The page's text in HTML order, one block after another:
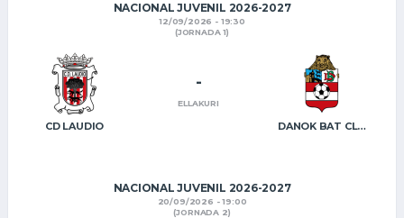
NACIONAL JUVENIL 2026-2027
12/09/2026 - 19:30
(JORNADA 1)
CD LAUDIO DANOK BAT CLUB B
-
ELLAKURI
NACIONAL JUVENIL 2026-2027
20/09/2026 - 19:00
(JORNADA 2)